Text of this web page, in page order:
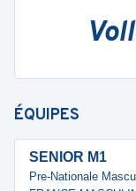
ÉQUIPES
SENIOR M1
Pre-Nationale